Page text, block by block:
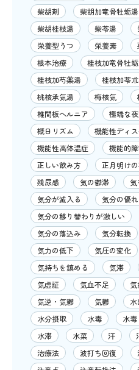
柴胡剤
柴胡加竜骨牡蛎湯
柴胡桂枝湯
柴苓湯
栄養型うつ
栄養素
根本治療
桂枝加竜骨牡
桂枝加芍薬湯
桂枝加苓
桃核承気湯
梅核気
椎間板ヘルニア
極端な
概日リズム
機能性ディ
機能性高体温症
機能的
正しい飲み方
正月明け
残尿感
気の鬱滞
気分が滅入る
気分の優
気分の移り替わりが激しい
気分の落込み
気分転換
気力の低下
気圧の変化
気持ちを鎮める
気滞
気虚証
気血不足
気逆・気鬱
気鬱
水分摂取
水毒 水毒
水滞
水菜 汗
治療法
波打ち回復